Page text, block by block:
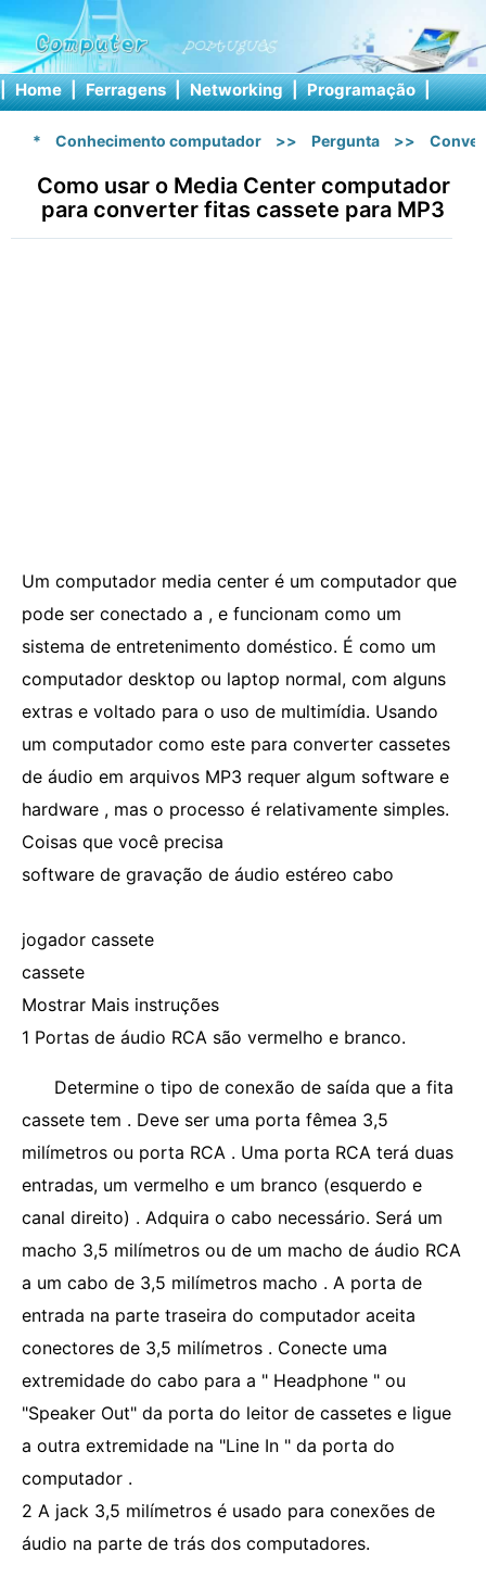
| Home | Ferragens | Networking | Programação |
* Conhecimento computador >> Pergunta >>
Como usar o Media Center computador
para converter fitas cassete para MP3
Um computador media center é um computador que
pode ser conectado a , e funcionam como um
sistema de entretenimento doméstico. É como um
computador desktop ou laptop normal, com alguns
extras e voltado para o uso de multimídia. Usando
um computador como este para converter cassetes
de áudio em arquivos MP3 requer algum software e
hardware , mas o processo é relativamente simples.
Coisas que você precisa
software de gravação de áudio estéreo cabo
jogador cassete
cassete
Mostrar Mais instruções
1 Portas de áudio RCA são vermelho e branco.
Determine o tipo de conexão de saída que a fita
cassete tem . Deve ser uma porta fêmea 3,5
milímetros ou porta RCA . Uma porta RCA terá duas
entradas, um vermelho e um branco (esquerdo e
canal direito) . Adquira o cabo necessário. Será um
macho 3,5 milímetros ou de um macho de áudio RCA
a um cabo de 3,5 milímetros macho . A porta de
entrada na parte traseira do computador aceita
conectores de 3,5 milímetros . Conecte uma
extremidade do cabo para a " Headphone " ou
"Speaker Out" da porta do leitor de cassetes e ligue
a outra extremidade na "Line In " da porta do
computador .
2 A jack 3,5 milímetros é usado para conexões de
áudio na parte de trás dos computadores.